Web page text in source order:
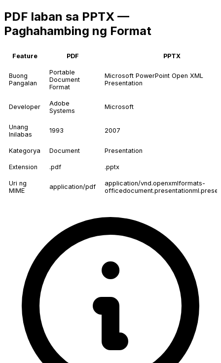
PDF laban sa PPTX —
Paghahambing ng Format
Feature PDF PPTX
Buong
Pangalan
Portable
Document
Format
Microsoft PowerPoint Open XML
Presentation
Developer
Adobe
Systems
Microsoft
Unang
Inilabas
1993 2007
Kategorya Document Presentation
Extension .pdf .pptx
Uri ng
MIME
application/pdf
application/vnd.openxmlformats-